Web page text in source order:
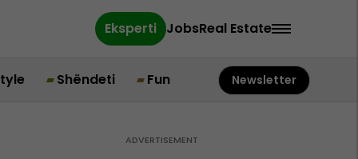
Eksperti JobsReal Estate
Shëndeti Fun Newsletter